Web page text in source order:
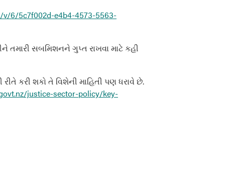
6/5c7f002d-e4b4-4573-5563-
તમારી સબમિશનને ગુપ્ત રાખવા માટે કહી
કરી શકો તે વિશેની માહિતી પણ ધરાવે છે.
justice-sector-policy/key-